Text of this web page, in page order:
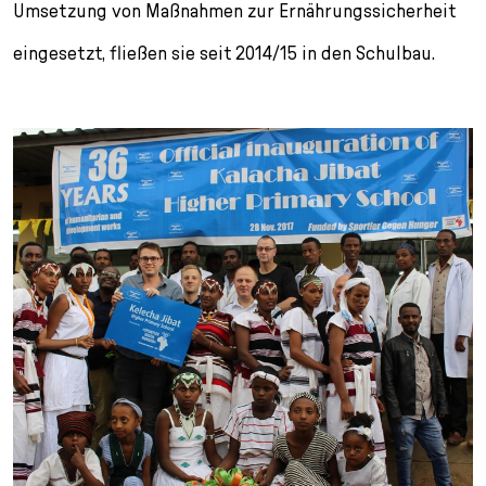
Umsetzung von Maßnahmen zur Ernährungssicherheit
eingesetzt, fließen sie seit 2014/15 in den Schulbau.